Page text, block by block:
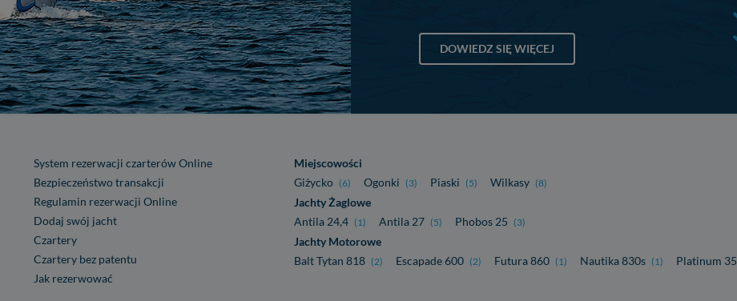
DOWIEDZ SIĘ WIĘCEJ
System rezerwacji czarterów Online
Bezpieczeństwo transakcji
Regulamin rezerwacji Online
Dodaj swój jacht
Czartery
Czartery bez patentu
Jak rezerwować
Miejscowości
Giżycko (6) Ogonki (3) Piaski (5) Wilkasy (8)
Jachty Żaglowe
Antila 24,4 (1) Antila 27 (5) Phobos 25 (3)
Jachty Motorowe
Balt Tytan 818 (2) Escapade 600 (2) Futura 860 (1) Nautika 830s (1) Platinum 35